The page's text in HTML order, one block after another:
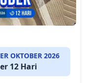
OKTOBER 2026
12 Hari